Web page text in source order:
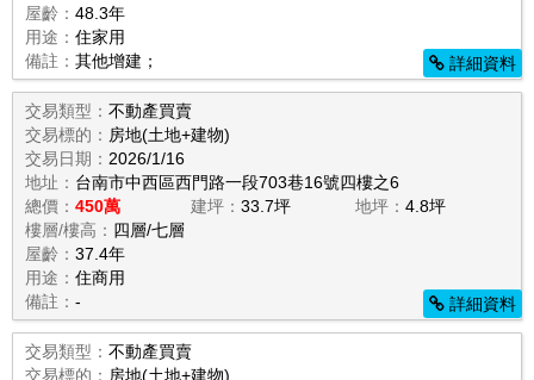
屋齡： 48.3年
用途： 住家用
備註： 其他增建； 詳細資料
交易類型： 不動產買賣
交易標的： 房地(土地+建物)
交易日期： 2026/1/16
地址： 台南市中西區西門路一段703巷16號四樓之6
總價： 450萬 建坪： 33.7坪 地坪：4.8坪
樓層/樓高： 四層/七層
屋齡： 37.4年
用途： 住商用
備註： - 詳細資料
交易類型： 不動產買賣
交易標的： 房地(土地+建物)